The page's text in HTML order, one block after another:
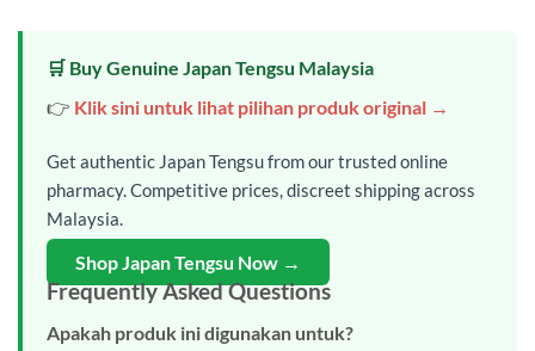
🛒 Buy Genuine Japan Tengsu Malaysia
👉 Klik sini untuk lihat pilihan produk original →
Get authentic Japan Tengsu from our trusted online
pharmacy. Competitive prices, discreet shipping across
Malaysia.
Shop Japan Tengsu Now →
Frequently Asked Questions
Apakah produk ini digunakan untuk?